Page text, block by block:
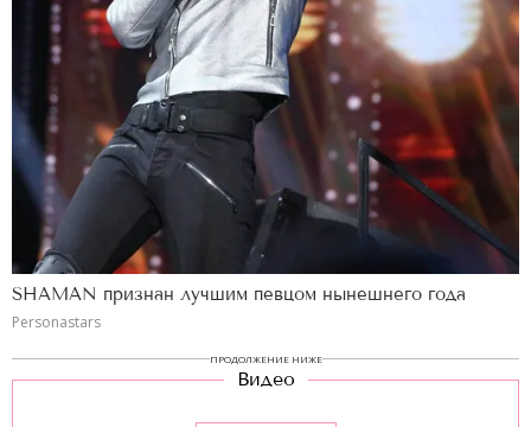
SHAMAN признан лучшим певцом нынешнего года
Personastars
ПРОДОЛЖЕНИЕ НИЖЕ
Видео